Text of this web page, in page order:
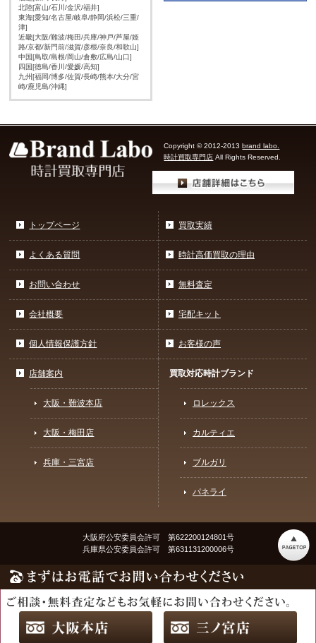
北陸[富山/石川/金沢/福井]
東海[愛知/名古屋/岐阜/静岡/浜松/三重/
津]
近畿[大阪/難波/梅田/兵庫/神戸/芦屋/姫
路/京都/新門前/滋賀/彦根/奈良/和歌山]
中国[鳥取/島根/岡山/倉敷/広島/山口]
四国[徳島/香川/愛媛/高知]
九州[福岡/博多/佐賀/長崎/熊本/大分/宮
崎/鹿児島/沖縄]
Copyright © 2012-2013brand labo.
時計買取専門店 All Rights Reserved.
トップページ
よくある質問
お問い合わせ
会社概要
個人情報保護方針
買取実績
時計高価買取の理由
無料査定
宅配キット
お客様の声
店舗案内
大阪・難波本店
大阪・梅田店
兵庫・三宮店
買取対応時計ブランド
ロレックス
カルティエ
ブルガリ
パネライ
大阪府公安委員会許可 第622200124801号
兵庫県公安委員会許可 第631131200006号